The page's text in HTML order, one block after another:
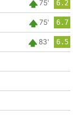
75' 6.2
75' 6.7
83' 6.5